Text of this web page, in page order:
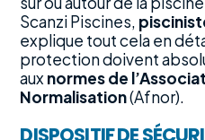
Scanzi Piscines,
explique tout cela en
protection doivent
aux normes de
Normalisation(Afnor).
DISPOSITIF DE